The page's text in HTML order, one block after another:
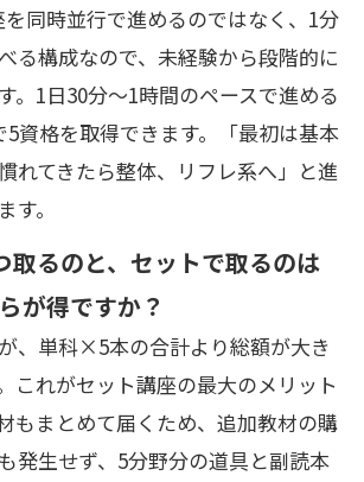
を同時並行で進めるのではなく、1分
る構成なので、未経験から段階的に
。1日30分〜1時間のペースで進める
5資格を取得できます。「最初は基本
れてきたら整体、リフレ系へ」と進
す。
取るのと、セットで取るのは
が得ですか？
、単科×5本の合計より総額が大き
これがセット講座の最大のメリット
もまとめて届くため、追加教材の購
発生せず、5分野分の道具と副読本